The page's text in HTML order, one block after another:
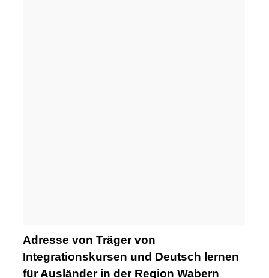
Adresse von Träger von
Integrationskursen und Deutsch lernen
für Ausländer in der Region Wabern